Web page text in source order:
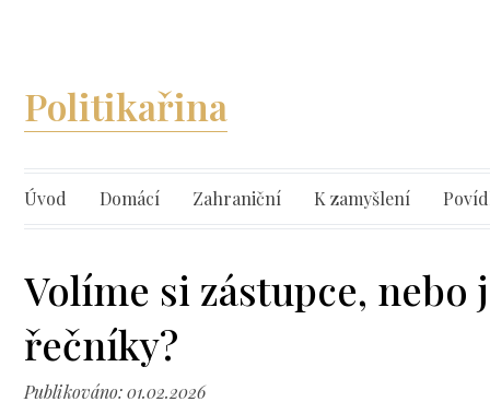
Politikařina
Úvod Domácí Zahraniční K zamyšlení
Volíme si zástupce, nebo
řečníky?
Publikováno: 01.02.2026